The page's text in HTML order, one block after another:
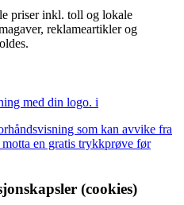
priser inkl. toll og lokale
reklameartikler og
med din logo. i
som kan avvike fra
en gratis trykkprøve før
(cookies)